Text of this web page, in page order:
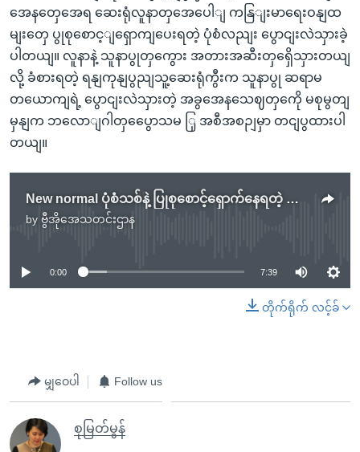
အေနတှေအေရ ဆေးရုံလူနာတှအေပေါျ ကနြျးမာရေးဝနျထ
မျးတှေ ပွုစုစောင့ျရှောကျပေးရတဲ့ ပုံစံလညျး ပွောငျးလဲသှားခဲ့
ပါတယျ။ လူနာနဲ့ သူနာပွုတှကွေား အတားအဆီးတှရှေိသှားတယျ
လို့ ခံစားရတဲ့ ရနျကုနျပွညျသူ့ဆေးရုံကွီးက သူနာပွု ဆရာမ
တယောကျရဲ့ ပွောငျးလဲသှားတဲ့ အခွအေနသေဈတှကေို မစုမွတျ
မှနျက ဘလောျဂါတှပွေောသမ ြှ အစီအစဉျမှာ တငျပွထားပါ
တယျ။
New normal ပုံစံသစ်နဲ့ ပြုစုစောင့်ရှောက်နေရတဲ့ သူနာပြု
by ဗွီအိုအေသတင်းဌာန
No media source currently available
0:00 7:39
တိုက်ရိုက် လင့်ခ်
မျှဝေပါ Follow us
စုမြတ်မွန်